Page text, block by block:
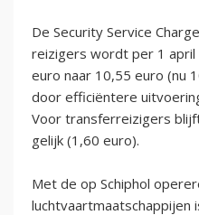
De Security Service
reizigers wordt per 1
euro naar 10,55 euro (nu
door efficiëntere
Voor transferreizigers
gelijk (1,60 euro).
Met de op Schiphol
luchtvaartmaatschappijen